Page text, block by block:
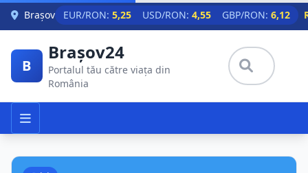
Skip to main content
Brașov EUR/RON: 5,25 USD/RON: 4,55 GBP/RON: 6,12
B
Brașov24
Portalul tău către viața din
România